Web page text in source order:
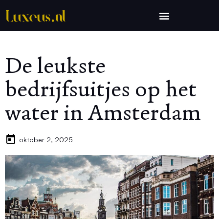
De leukste
bedrijfsuitjes op het
water in Amsterdam
oktober 2, 2025